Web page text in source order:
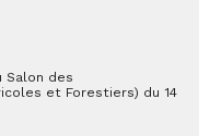
Salon des
et Forestiers) du 14